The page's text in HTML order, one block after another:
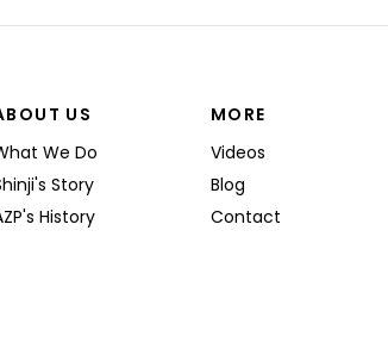
US
We Do
Story
History
MORE
Videos
Blog
Contact